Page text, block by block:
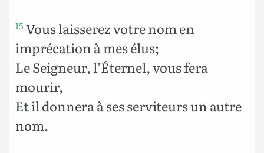
15 Vous laisserez votre nom en
imprécation à mes élus;
Le Seigneur, l’Éternel, vous fera
mourir,
Et il donnera à ses serviteurs un autre
nom.